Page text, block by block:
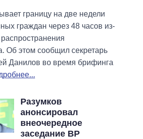
границу на две недели
граждан через 48 часов из-
Об этом сообщил секретарь
Данилов во время брифинга
Разумков
анонсировал
внеочередное
заседание ВР